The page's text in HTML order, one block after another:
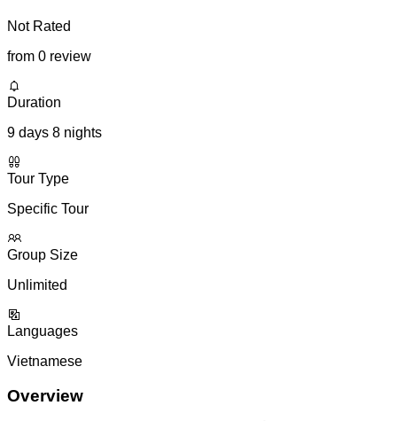
Not Rated
from 0 review
Duration
9 days 8 nights
Tour Type
Specific Tour
Group Size
Unlimited
Languages
Vietnamese
Overview